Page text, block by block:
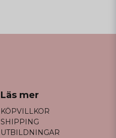
Läs mer
KÖPVILLKOR
SHIPPING
UTBILDNINGAR